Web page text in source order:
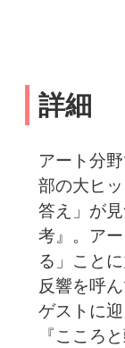
詳細
アート分
部の大ヒ
答え」が
考』。ア
る」こと
反響を呼
ゲストに
『こころ